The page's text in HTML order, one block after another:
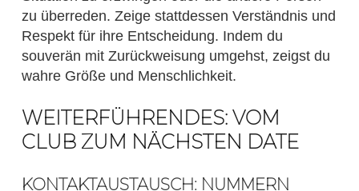
zu überreden. Zeige stattdessen Verständnis und
Respekt für ihre Entscheidung. Indem du
souverän mit Zurückweisung umgehst, zeigst du
wahre Größe und Menschlichkeit.
WEITERFÜHRENDES: VOM
CLUB ZUM NÄCHSTEN DATE
KONTAKTAUSTAUSCH: NUMMERN